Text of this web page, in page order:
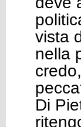
vista
nella
Di